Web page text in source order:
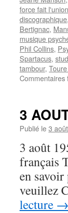
force fait l'union
discographique,
Bertignac,
musique
Phil Collins,
Spartacus,
tambour,
Commentaires
3
Publié le3
3 août
français
en
veuillez
lecture →